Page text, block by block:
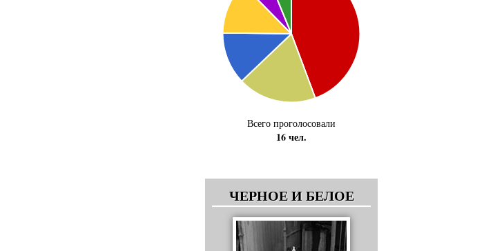
Всего проголосовали
16 чел.
ЧЕРНОЕ И БЕЛОЕ